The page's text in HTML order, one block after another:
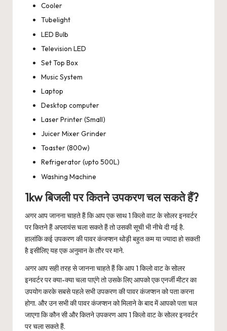
Cooler
Tubelight
LED Bulb
Television LED
Set Top Box
Music System
Laptop
Desktop computer
Laser Printer (Small)
Juicer Mixer Grinder
Toaster (800w)
Refrigerator (upto 500L)
Washing Machine
1kw बिजली पर कितने उपकरण चल सकते हैं?
अगर आप जानना चाहते हैं कि आप एक साथ 1 किलो वाट के सोलर इनवर्टर
पर कितने हैं अप्लायंस चला सकते हैं तो उसकी सूची भी नीचे दी गई है.
हालांकि कई उपकरण की पावर कंजप्शन थोड़ी बहुत कम या ज्यादा हो सकती
है इसीलिए यह एक अनुमान के तौर पर माने.
अगर आप सही तरह से जानना चाहते हैं कि आप 1 किलो वाट के सोलर
इनवर्टर पर क्या-क्या चला पाएंगे तो उसके लिए आपको एक एनर्जी मीटर का
उपयोग करके सबसे पहले सभी उपकरण की पावर कंजप्शन को पता करना
होगा. और उन सभी की पावर कंजप्शन को मिलाने के बाद में आपको पता चल
जाएगा कि कौन सी और कितने उपकरण आप 1 किलो वाट के सोलर इनवर्टर
पर चला सकते हैं.